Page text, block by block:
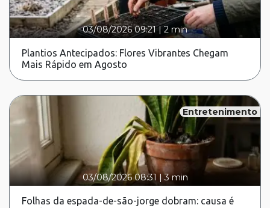
03/08/2026 09:21|2 min
Plantios Antecipados: Flores Vibrantes Chegam
Mais Rápido em Agosto
Entretenimento
03/08/2026 08:31 |3 min
Folhas da espada-de-são-jorge dobram: causa é